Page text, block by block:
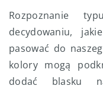
Rozpoznanie
decydowaniu,
pasować do
kolory mogą
dodać blasku